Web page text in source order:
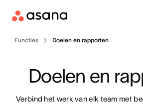
Contact opnemen met
Functies Doelen en rapporten
Doelen en
Verbind het werk van elk team met